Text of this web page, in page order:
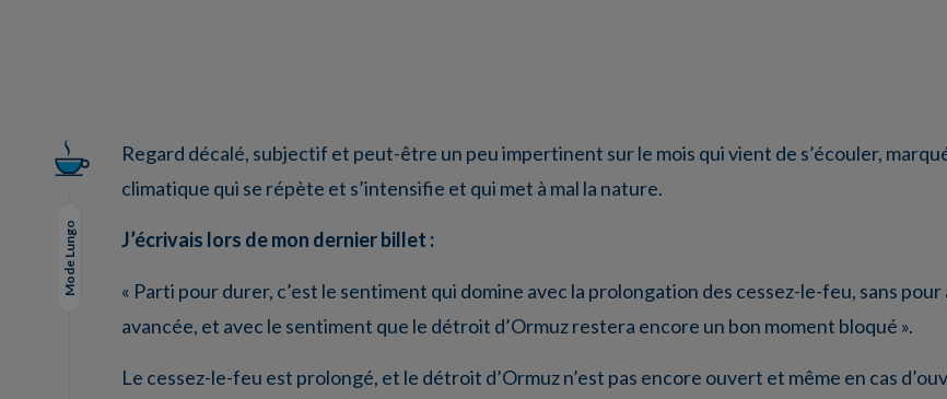
Mode Lungo
Regard décalé, subjectif et peut-être un peu impertinent sur le mois qui vient de s’écouler,
climatique qui se répète et s’intensifie et qui met à mal la nature.
J’écrivais lors de mon dernier billet :
« Parti pour durer, c’est le sentiment qui domine avec la prolongation des cessez-le-feu, sans
avancée, et avec le sentiment que le détroit d’Ormuz restera encore un bon moment bloqué ».
Le cessez-le-feu est prolongé, et le détroit d’Ormuz n’est pas encore ouvert et même en cas